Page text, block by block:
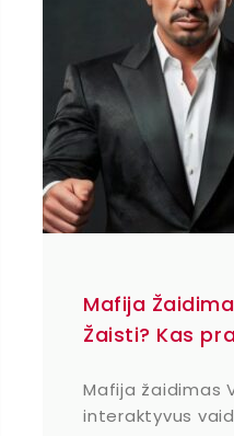
Mafija
Žaisti? Kas
Mafija žaidimas
interaktyvus